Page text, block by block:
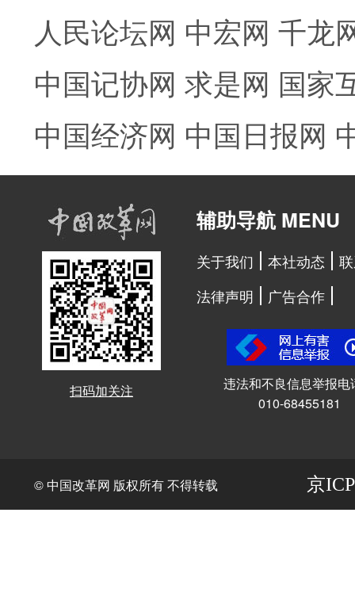
人民论坛网 中宏网 千龙
中国记协网 求是网 国家
中国经济网 中国日报网
扫码加关注
辅助导航 MENU
关于我们 本社动态
法律声明
广告合作
违法和不良信息举报电
010-68455181
© 中国改革网 版权所有 不得转载 京